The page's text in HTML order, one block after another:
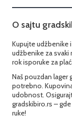
O sajtu
Kupujte udžbenike
udžbenike za
rok isporuke za
Naš pouzdan lager
potrebno.
udobnost.
gradskibiro.rs –
ruke!